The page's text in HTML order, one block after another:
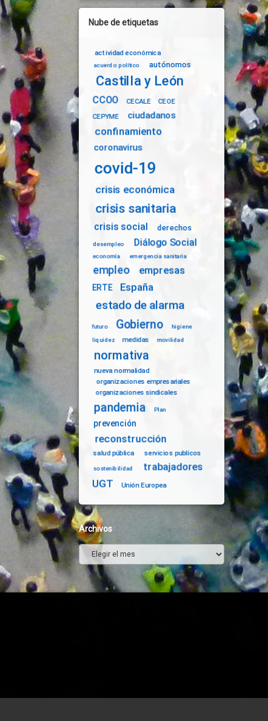
Nube de etiquetas
actividad económica
acuerdo político autónomos
Castilla y León
CCOO CECALE
CEOE
CEPYME
ciudadanos
confinamiento
coronavirus
covid-19
crisis económica
crisis sanitaria
crisis social derechos
desempleo Diálogo Social
economía emergencia sanitaria
empleo empresas
ERTE España
estado de alarma
futuro Gobierno higiene
liquidez medidas movilidad
normativa
nueva normalidad
organizaciones empresariales
organizaciones sindicales
pandemia Plan
prevención
reconstrucción
salud pública servicios publicos
sostenibilidad
trabajadores
UGT
Unión Europea
Archivos
Archivos